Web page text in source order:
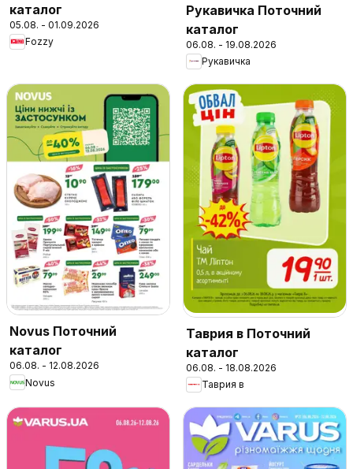
каталог
05.08. - 01.09.2026
Fozzy
Рукавичка Поточний
каталог
06.08. - 19.08.2026
Рукавичка
Novus Поточний
каталог
06.08. - 12.08.2026
Novus
Таврия в Поточний
каталог
06.08. - 18.08.2026
Таврия в